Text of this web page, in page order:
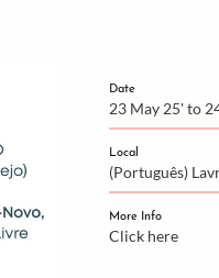
Date
23 May 25' to
Local
(Português)
More Info
Click here